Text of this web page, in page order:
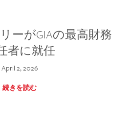
ーがGIAの最高財務
者に就任
April 2, 2026
続きを読む